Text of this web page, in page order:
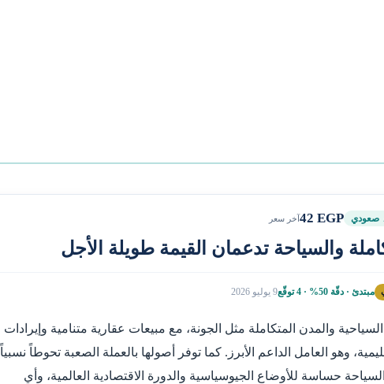
صعودي 42 EGPآخر سعر
والسياحة تدعمان القيمة طويلة الأجل
مبتدئ · دقّة 50% · 4 توقّع 9 يوليو 2026
والمدن المتكاملة مثل الجونة، مع مبيعات عقارية متنامية وإيرادات
وهو العامل الداعم الأبرز. كما توفر أصولها بالعملة الصعبة تحوطاً نسبياً
حساسة للأوضاع الجيوسياسية والدورة الاقتصادية العالمية، وأي